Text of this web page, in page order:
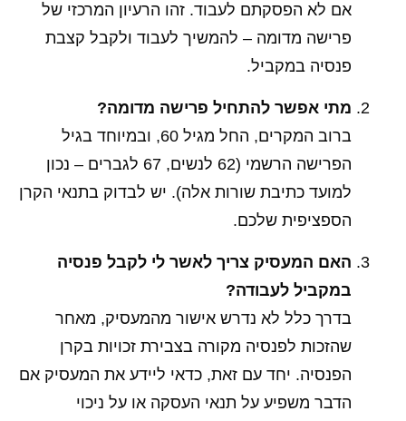
אם לא הפסקתם לעבוד. זהו הרעיון המרכזי של
פרישה מדומה – להמשיך לעבוד ולקבל קצבת
פנסיה במקביל.
מתי אפשר להתחיל פרישה מדומה?
ברוב המקרים, החל מגיל 60, ובמיוחד בגיל
הפרישה הרשמי (62 לנשים, 67 לגברים – נכון
למועד כתיבת שורות אלה). יש לבדוק בתנאי הקרן
הספציפית שלכם.
האם המעסיק צריך לאשר לי לקבל פנסיה
במקביל לעבודה?
בדרך כלל לא נדרש אישור מהמעסיק, מאחר
שהזכות לפנסיה מקורה בצבירת זכויות בקרן
הפנסיה. יחד עם זאת, כדאי ליידע את המעסיק אם
הדבר משפיע על תנאי העסקה או על ניכוי